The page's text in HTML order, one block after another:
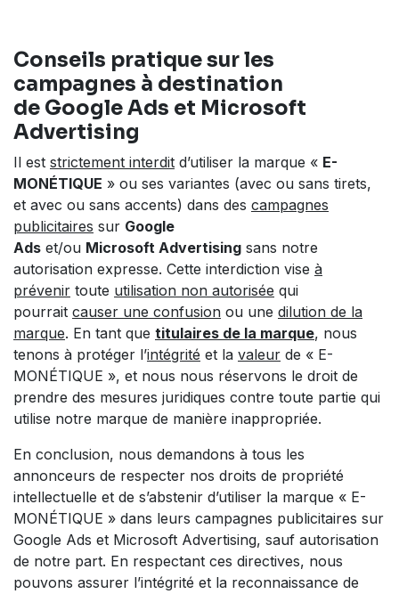
Conseils pratique sur les
campagnes à destination
de Google Ads et Microsoft
Advertising
Il est strictement interdit d’utiliser la marque « E-
MONÉTIQUE » ou ses variantes (avec ou sans tirets,
et avec ou sans accents) dans des campagnes
publicitaires sur Google
Ads et/ou Microsoft Advertising sans notre
autorisation expresse. Cette interdiction vise à
prévenir toute utilisation non autorisée qui
pourrait causer une confusion ou une dilution de la
marque. En tant que titulaires de la marque, nous
tenons à protéger l’intégrité et la valeur de « E-
MONÉTIQUE », et nous nous réservons le droit de
prendre des mesures juridiques contre toute partie qui
utilise notre marque de manière inappropriée.
En conclusion, nous demandons à tous les
annonceurs de respecter nos droits de propriété
intellectuelle et de s’abstenir d’utiliser la marque « E-
MONÉTIQUE » dans leurs campagnes publicitaires sur
Google Ads et Microsoft Advertising, sauf autorisation
de notre part. En respectant ces directives, nous
pouvons assurer l’intégrité et la reconnaissance de